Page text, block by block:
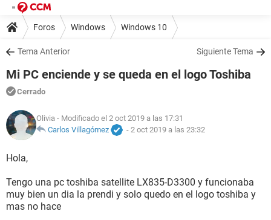
Foros Windows Windows 10
Tema Anterior Siguiente Tema
Mi PC enciende y se queda en el logo Toshiba
Cerrado
Olivia - Modificado el 2 oct 2019 a las 17:31
Carlos Villagómez
- 2 oct 2019 a las 23:32
Hola,
Tengo una pc toshiba satellite LX835-D3300 y funcionaba
muy bien un dia la prendi y solo quedo en el logo toshiba y
mas no hace